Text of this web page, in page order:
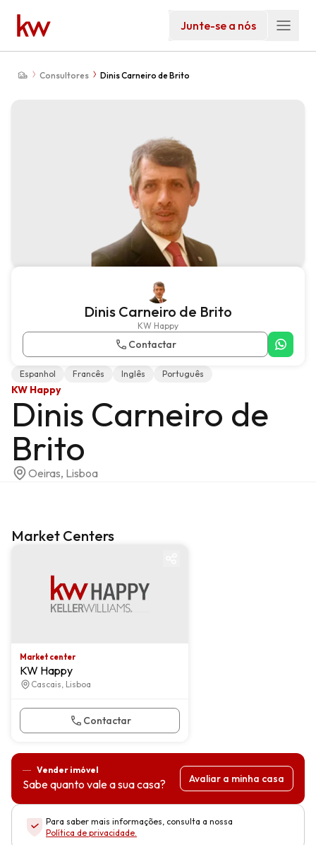
Junte-se a nós
Consultores Dinis Carneiro de Brito
Dinis Carneiro de Brito
KW Happy
Contactar
Espanhol Francês Inglês Português
KW Happy
Dinis Carneiro de
Brito
Oeiras, Lisboa
Market Centers
Market center
KW Happy
Cascais, Lisboa
Contactar
Vender imóvel
Sabe quanto vale a sua casa? Avaliar a minha casa
Para saber mais informações, consulta a nossa
Política de privacidade.